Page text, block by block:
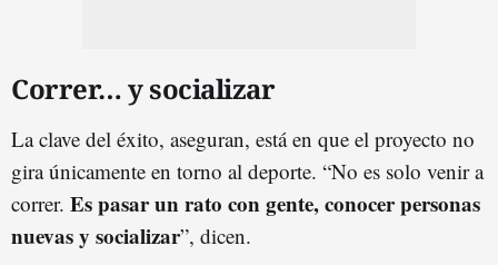
Correr… y socializar
La clave del éxito, aseguran, está en que el proyecto no
gira únicamente en torno al deporte. “No es solo venir a
correr. Es pasar un rato con gente, conocer personas
nuevas y socializar”, dicen.